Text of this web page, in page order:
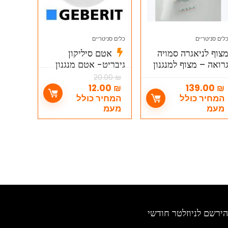
כלים סניטריים
מצוף לניאגרה סמויה
גרואה – מצוף למנגנון
37092000
139.00 ₪
המחיר כולל
מעמ
כלים סניטריים
אטם סיליקון
גיבריט- אטם מנגנון
לניאגרה סמויה גבריט
– Geberit
20.00₪
12.00 ₪
המחיר כולל
מעמ
הירשם לניוזלטר חודשי